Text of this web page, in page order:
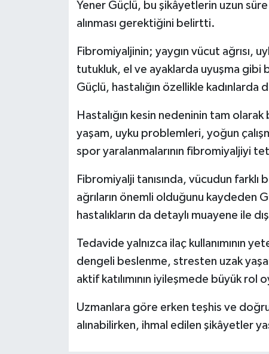
Yener Güçlü, bu şikâyetlerin uzun
alınması gerektiğini belirtti.
Fibromiyaljinin; yaygın vücut ağrısı,
tutukluk, el ve ayaklarda uyuşma
Güçlü, hastalığın özellikle
Hastalığın kesin nedeninin tam
yaşam, uyku problemleri, yoğun
spor yaralanmalarının fibromiyaljiyi
Fibromiyalji tanısında, vücudun
ağrıların önemli olduğunu kaydeden
hastalıkların da detaylı muayene ile
Tedavide yalnızca ilaç kullanımının
dengeli beslenme, stresten uzak
aktif katılımının iyileşmede büyük rol
Uzmanlara göre erken teşhis ve
alınabilirken, ihmal edilen şikâyetler